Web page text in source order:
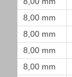
8,00 mm
8,00 mm
8,00 mm
8,00 mm